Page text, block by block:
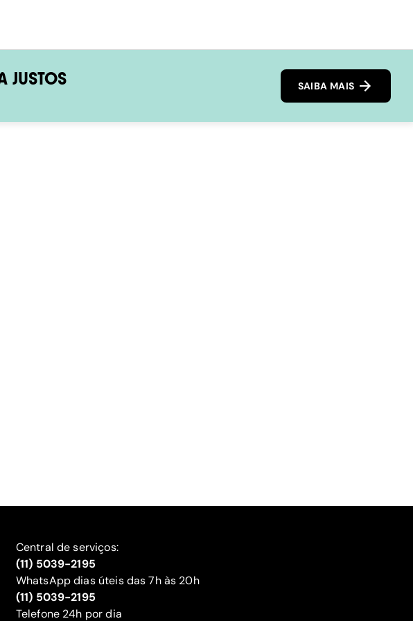
JUSTOS SAIBA MAIS
Central de serviços:
(11) 5039-2195
WhatsApp dias úteis das 7h às 20h
(11) 5039-2195
‍Telefone 24h por dia